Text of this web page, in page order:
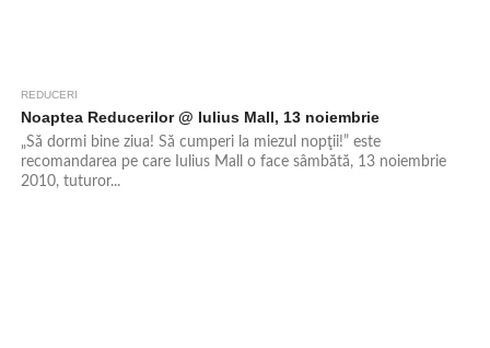
REDUCERI
Noaptea Reducerilor @ Iulius Mall, 13 noiembrie
„Să dormi bine ziua! Să cumperi la miezul nopţii!” este
recomandarea pe care Iulius Mall o face sâmbătă, 13 noiembrie
2010, tuturor...